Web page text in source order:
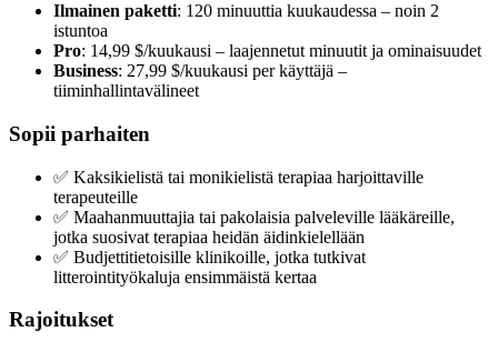
Ilmainen paketti: 120 minuuttia kuukaudessa – noin 2
istuntoa
Pro: 14,99 $/kuukausi – laajennetut minuutit ja ominaisuudet
Business: 27,99 $/kuukausi per käyttäjä –
tiiminhallintavälineet
Sopii parhaiten
✅ Kaksikielistä tai monikielistä terapiaa harjoittaville
terapeuteille
✅ Maahanmuuttajia tai pakolaisia palveleville lääkäreille,
jotka suosivat terapiaa heidän äidinkielellään
✅ Budjettitietoisille klinikoille, jotka tutkivat
litterointityökaluja ensimmäistä kertaa
Rajoitukset